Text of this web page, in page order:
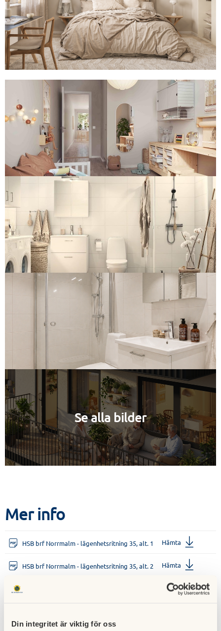
Din integritet är viktig för oss
Se alla bilder
Mer info
HSB brf Norrmalm - lägenhetsritning 35, alt. 1 Hämta
HSB brf Norrmalm - lägenhetsritning 35, alt. 2 Hämta
Hämta